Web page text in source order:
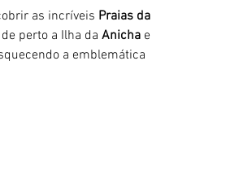
as incríveis Praias da
perto a Ilha da Anicha e
a emblemática